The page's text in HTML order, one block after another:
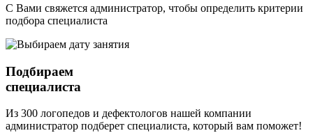
С Вами свяжется администратор, чтобы определить критерии
подбора специалиста
Подбираем
специалиста
Из 300 логопедов и дефектологов нашей компании
администратор подберет специалиста, который вам поможет!